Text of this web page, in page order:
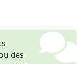
des